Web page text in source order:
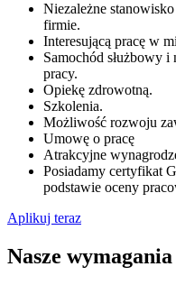
Niezależne
firmie.
Interesującą pracę w
Samochód służbowy
pracy.
Opiekę zdrowotną.
Szkolenia.
Możliwość rozwoju
Umowę o pracę
Atrakcyjne
Posiadamy certyfikat
podstawie oceny
Aplikuj teraz
Nasze wymagania